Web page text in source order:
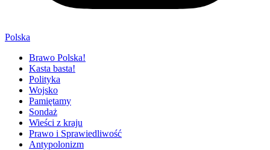
Polska
Brawo Polska!
Kasta basta!
Polityka
Wojsko
Pamiętamy
Sondaż
Wieści z kraju
Prawo i Sprawiedliwość
Antypolonizm